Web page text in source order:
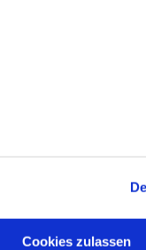
Cookies zulassen